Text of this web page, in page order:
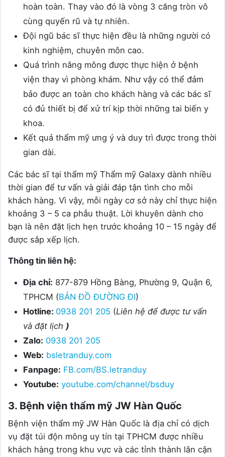
hoàn toàn. Thay vào đó là vòng 3 căng tròn vô
cùng quyến rũ và tự nhiên.
Đội ngũ bác sĩ thực hiện đều là những người có
kinh nghiệm, chuyên môn cao.
Quá trình nâng mông được thực hiện ở bệnh
viện thay vì phòng khám. Như vậy có thể đảm
bảo được an toàn cho khách hàng và các bác sĩ
có đủ thiết bị để xử trí kịp thời những tai biến y
khoa.
Kết quả thẩm mỹ ưng ý và duy trì được trong thời
gian dài.
Các bác sĩ tại thẩm mỹ Thẩm mỹ Galaxy dành nhiều
thời gian để tư vấn và giải đáp tận tình cho mỗi
khách hàng. Vì vậy, mỗi ngày cơ sở này chỉ thực hiện
khoảng 3 – 5 ca phẫu thuật. Lời khuyên dành cho
bạn là nên đặt lịch hẹn trước khoảng 10 – 15 ngày để
được sắp xếp lịch.
Thông tin liên hệ:
Địa chỉ: 877-879 Hồng Bàng, Phường 9, Quận 6,
TPHCM (BẢN ĐỒ ĐƯỜNG ĐI)
Hotline: 0938 201 205 (Liên hệ để được tư vấn
và đặt lịch )
Zalo: 0938 201 205
Web: bsletranduy.com
Fanpage: FB.com/BS.letranduy
Youtube: youtube.com/channel/bsduy
3. Bệnh viện thẩm mỹ JW Hàn Quốc
Bệnh viện thẩm mỹ JW Hàn Quốc là địa chỉ có dịch
vụ đặt túi độn mông uy tín tại TPHCM được nhiều
khách hàng trong khu vực và các tỉnh thành lân cận